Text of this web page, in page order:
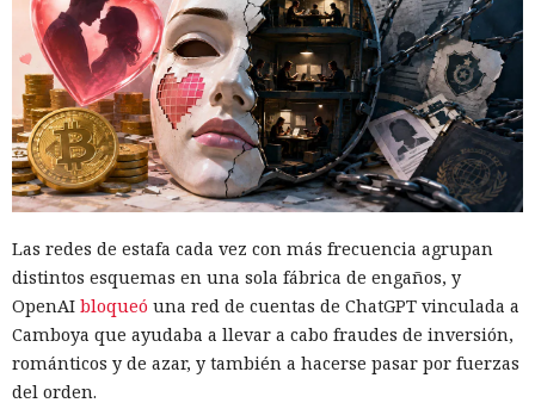
Las redes de estafa cada vez con más frecuencia agrupan
distintos esquemas en una sola fábrica de engaños, y
OpenAI bloqueó una red de cuentas de ChatGPT vinculada a
Camboya que ayudaba a llevar a cabo fraudes de inversión,
románticos y de azar, y también a hacerse pasar por fuerzas
del orden.